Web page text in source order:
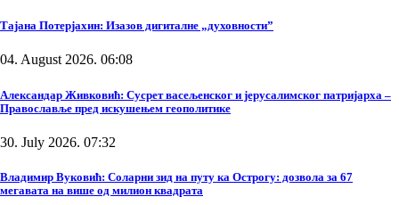
Тајана Потерјахин: Изазов дигиталне „духовности”
04. August 2026. 06:08
Александар Живковић: Сусрет васељенског и јерусалимског патријарха –
Православље пред искушењем геополитике
30. July 2026. 07:32
Владимир Вуковић: Соларни зид на путу ка Острогу: дозвола за 67
мегавата на више од милион квадрата